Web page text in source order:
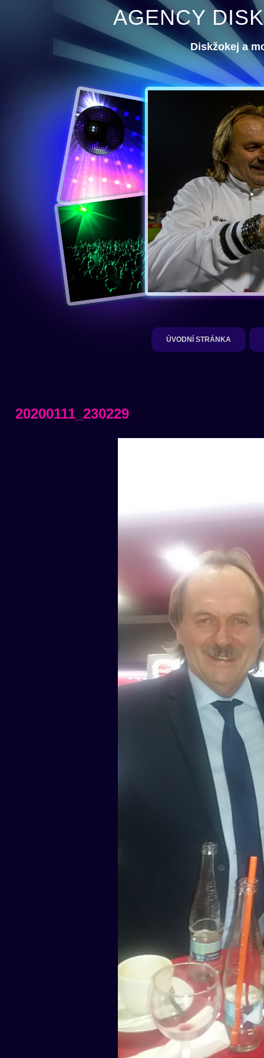
AGENCY
Diskžokej a
ÚVODNÍ STRÁNKA
20200111_230229